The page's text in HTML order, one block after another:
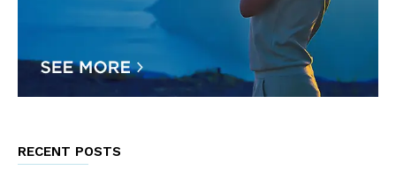
RECENT POSTS